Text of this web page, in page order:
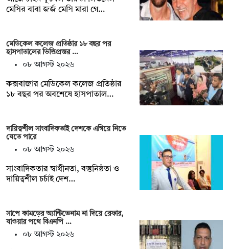
মেসির বাবা জর্জ মেসি মারা গে…
মেডিকেল কলেজ প্রতিষ্ঠার ১৮ বছর পর
হাসপাতালের ভিত্তিপ্রস্তর …
০৮ আগস্ট ২০২৬
কক্সবাজার মেডিকেল কলেজ প্রতিষ্ঠার
১৮ বছর পর অবশেষে হাসপাতাল…
দায়িত্বশীল সাংবাদিকতাই দেশকে এগিয়ে নিতে
যেতে পারে
০৮ আগস্ট ২০২৬
সাংবাদিকতার স্বাধীনতা, বস্তুনিষ্ঠতা ও
দায়িত্বশীল চর্চাই দেশ…
সাপে কামড়ের অ্যান্টিভেনাম না দিয়ে রেফার,
যাওয়ার পথে বিএনপি …
০৮ আগস্ট ২০২৬